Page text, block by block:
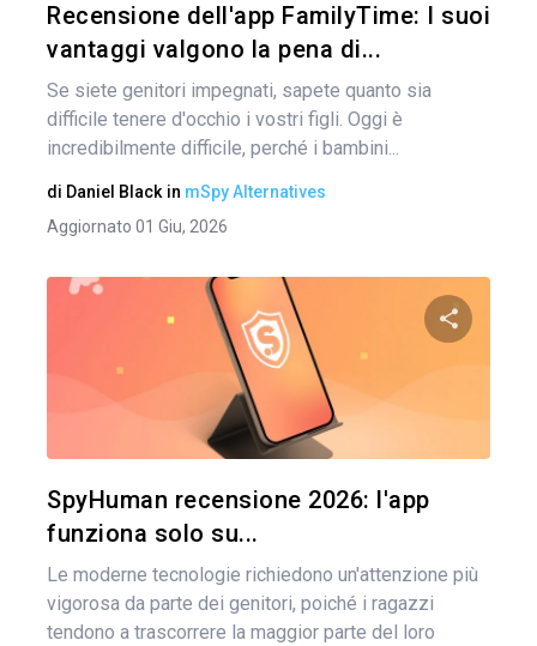
Recensione dell'app FamilyTime: I suoi
vantaggi valgono la pena di...
Se siete genitori impegnati, sapete quanto sia
difficile tenere d'occhio i vostri figli. Oggi è
incredibilmente difficile, perché i bambini...
di Daniel Black in mSpy Alternatives
Aggiornato 01 Giu, 2026
SpyHuman recensione 2026: l'app
funziona solo su...
Le moderne tecnologie richiedono un'attenzione più
vigorosa da parte dei genitori, poiché i ragazzi
tendono a trascorrere la maggior parte del loro